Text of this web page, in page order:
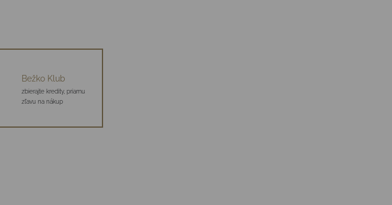
Bežko Klub
zbierajte kredity, priamu
zľavu na nákup